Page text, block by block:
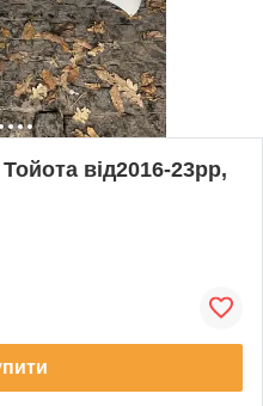
від2016-23рр,